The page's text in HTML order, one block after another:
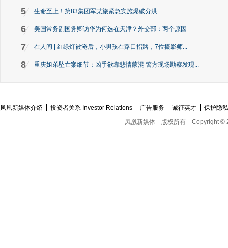
5 生命至上！第83集团军某旅紧急实施爆破分洪
6 美国常务副国务卿访华为何选在天津？外交部：两个原因
7 在人间 | 红绿灯被淹后，小男孩在路口指路，7位摄影师...
8 重庆姐弟坠亡案细节：凶手欲靠悲情蒙混 警方现场勘察发现...
凤凰新媒体介绍 投资者关系 Investor Relations 广告服务 诚征英才
保护隐
凤凰新媒体
版权所有 Copyright ©